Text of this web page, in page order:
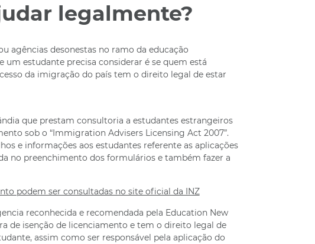
legalmente?
agências desonestas no ramo da educação
estudante precisa considerar é se quem está
da imigração do país tem o direito legal de estar
que prestam consultoria a estudantes estrangeiros
sob o “Immigration Advisers Licensing Act 2007”.
e informações aos estudantes referente as aplicações
no preenchimento dos formulários e também fazer a
podem ser consultadas no site oficial da INZ
reconhecida e recomendada pela Education New
de isenção de licenciamento e tem o direito legal de
assim como ser responsável pela aplicação do